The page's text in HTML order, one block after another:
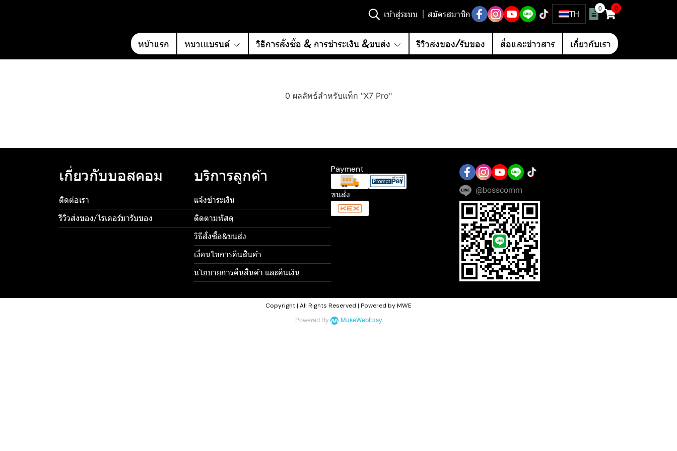
เข้าสู่ระบบ สมัครสมาชิก TH
0 0
หน้าแรก หมวเแบรนด์ วิธีการสั่งซื้อ & การชำระเงิน &ขนส่ง รีวิวส่งของ/รับของ สื่อและข่าวสาร เกี่ยวกับเรา
0 ผลลัพธ์สำหรับแท็ก "X7 Pro"
เกี่ยวกับบอสคอม
ติดต่อเรา
รีวิวส่งของ/ไรเดอร์มารับของ
บริการลูกค้า
แจ้งชำระเงิน
ติดตามพัสดุ
วิธีสั่งซื้อ&ขนส่ง
เงื่อนไขการคืนสินค้า
นโยบายการคืนสินค้า และคืนเงิน
Payment
ขนส่ง @bosscomm
Copyright | All Rights Reserved | Powered by MWE
Powered By MakeWebEasy